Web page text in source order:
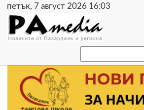
петък, 7 август 2026 16:03